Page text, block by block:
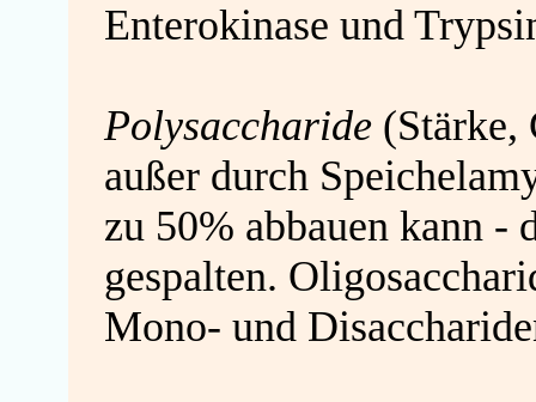
Enterokinase und
Polysaccharide(Stärke,
außer durch
zu 50% abbauen kann -
gespalten.
Mono- und